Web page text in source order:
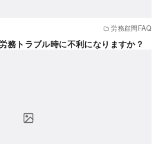
労務顧問FAQ
務トラブル時に不利になりますか？